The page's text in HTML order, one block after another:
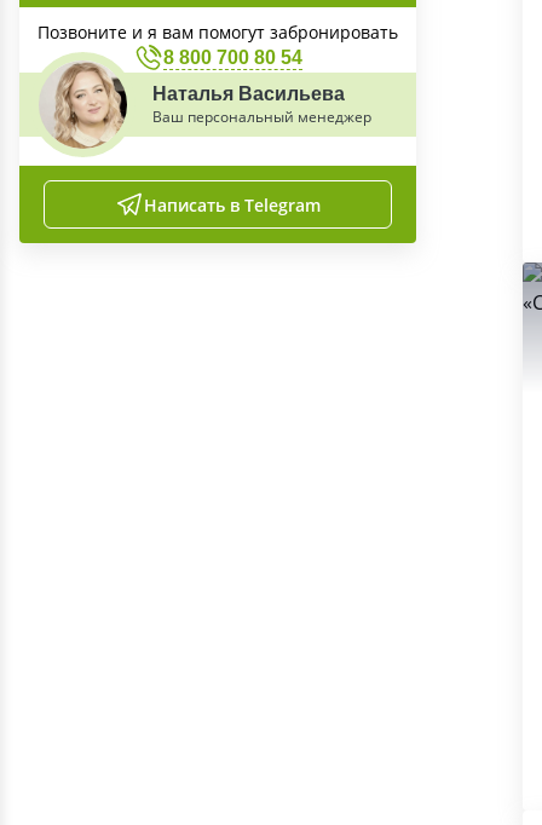
Позвоните и я вам помогут забронировать
8 800 700 80 54
Наталья Васильева
Ваш персональный менеджер
Написать в Telegram